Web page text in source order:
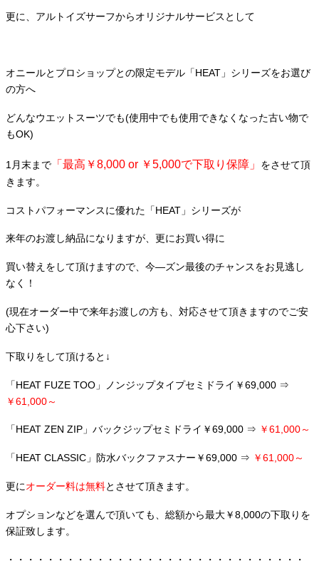
更に、アルトイズサーフからオリジナルサービスとして
オニールとプロショップとの限定モデル「HEAT」シリーズをお選び
の方へ
どんなウエットスーツでも(使用中でも使用できなくなった古い物で
もOK)
1月末まで 「最高￥8,000 or ￥5,000で下取り保障」 をさせて頂
きます。
コストパフォーマンスに優れた「HEAT」シリーズが
来年のお渡し納品になりますが、更にお買い得に
買い替えをして頂けますので、今―ズン最後のチャンスをお見逃し
なく！
(現在オーダー中で来年お渡しの方も、対応させて頂きますのでご安
心下さい)
下取りをして頂けると↓
「HEAT FUZE TOO」ノンジップタイプセミドライ￥69,000 ⇒
￥61,000～
「HEAT ZEN ZIP」バックジップセミドライ￥69,000 ⇒ ￥61,000～
「HEAT CLASSIC」防水バックファスナー￥69,000 ⇒ ￥61,000～
更にオーダー料は無料とさせて頂きます。
オプションなどを選んで頂いても、総額から最大￥8,000の下取りを
保証致します。
・・・・・・・・・・・・・・・・・・・・・・・・・・・・・・